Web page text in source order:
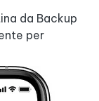
da Backup
per